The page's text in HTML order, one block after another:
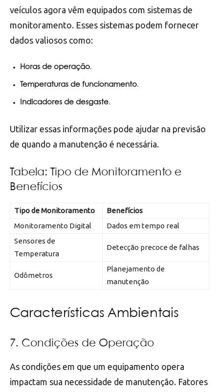
veículos agora vêm equipados com sistemas de
monitoramento. Esses sistemas podem fornecer
dados valiosos como:
Horas de operação.
Temperaturas de funcionamento.
Indicadores de desgaste.
Utilizar essas informações pode ajudar na previsão
de quando a manutenção é necessária.
Tabela: Tipo de Monitoramento e
Benefícios
Tipo de Monitoramento
Benefícios
Monitoramento Digital
Dados em tempo real
Sensores de
Temperatura
Detecção precoce de falhas
Odômetros
Planejamento de
manutenção
Características Ambientais
7. Condições de Operação
As condições em que um equipamento opera
impactam sua necessidade de manutenção. Fatores